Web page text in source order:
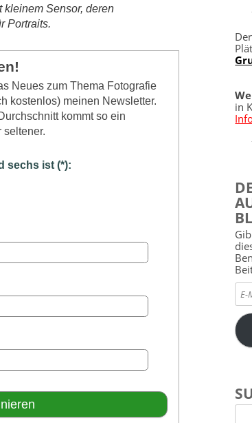
kleinem Sensor, deren
Portraits.
Neues zum Thema Fotografie
kostenlos) meinen Newsletter.
kommt so ein
seltener.
sechs ist (*):
in
E-